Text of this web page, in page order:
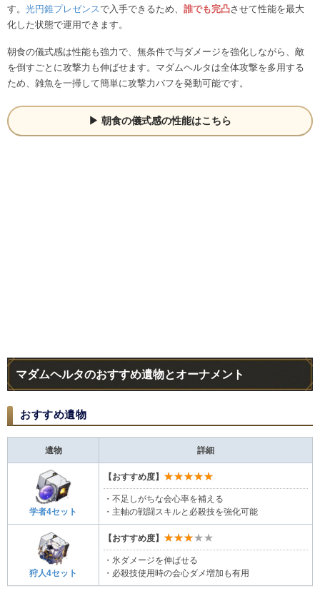
す。 光円錐プレゼンスで入手できるため、 誰でも完凸させて性能を最大
化した状態で運用できます。
朝食の儀式感は性能も強力で、無条件で与ダメージを強化しながら、敵
を倒すごとに攻撃力も伸ばせます。マダムヘルタは全体攻撃を多用する
ため、雑魚を一掃して簡単に攻撃力バフを発動可能です。
朝食の儀式感の性能はこちら
マダムヘルタのおすすめ遺物とオーナメント
おすすめ遺物
遺物 詳細
学者4セット
【おすすめ度】 ★★★★★
・不足しがちな会心率を補える
・主軸の戦闘スキルと必殺技を強化可能
狩人4セット
【おすすめ度】 ★★★★★
・氷ダメージを伸ばせる
・必殺技使用時の会心ダメ増加も有用